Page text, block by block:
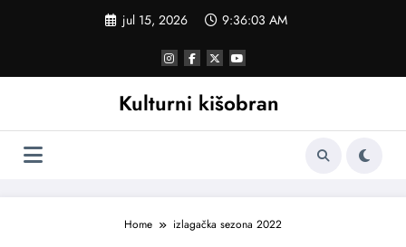
jul 15, 2026 9:36:03 AM
Kulturni kišobran
Home izlagačka sezona 2022